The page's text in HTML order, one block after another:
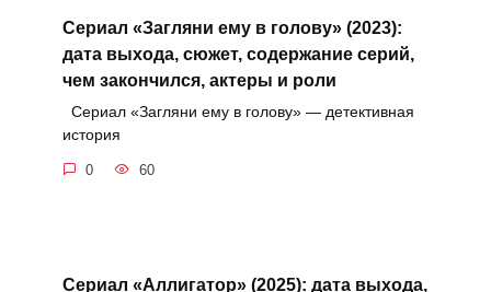
Сериал «Загляни ему в голову» (2023):
дата выхода, сюжет, содержание серий,
чем закончился, актеры и роли
Сериал «Загляни ему в голову» — детективная
история
0 60
Сериал «Аллигатор» (2025): дата выхода,